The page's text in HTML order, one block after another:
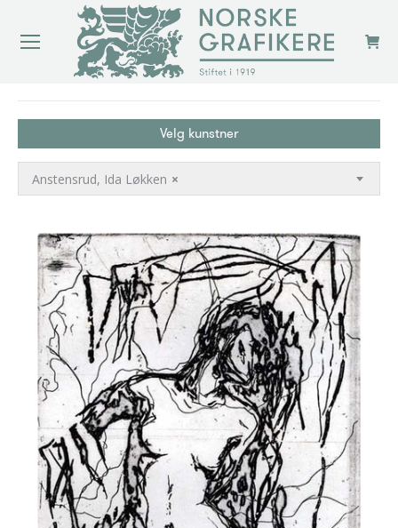
Velg kunstner
×
Anstensrud, Ida Løkken